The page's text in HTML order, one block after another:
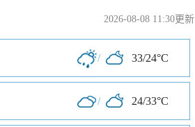
2026-08-08 11:30更新
/ 33/24°C
/ 24/33°C